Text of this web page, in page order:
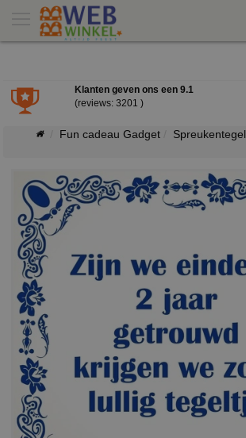
Klanten geven ons een 9.1
(reviews: 3201 )
Fun cadeau Gadget Spreukentegel